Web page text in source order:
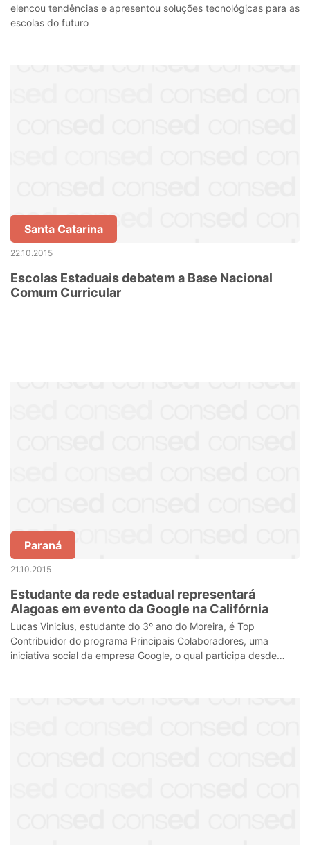
elencou tendências e apresentou soluções tecnológicas para as
escolas do futuro
Santa Catarina
22.10.2015
Escolas Estaduais debatem a Base Nacional
Comum Curricular
Paraná
21.10.2015
Estudante da rede estadual representará
Alagoas em evento da Google na Califórnia
Lucas Vinicius, estudante do 3º ano do Moreira, é Top
Contribuidor do programa Principais Colaboradores, uma
iniciativa social da empresa Google, o qual participa desde